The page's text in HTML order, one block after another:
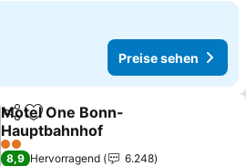
Preise sehen
TeilenZu Favoriten hinzufügen
Motel One Bonn-
Hauptbahnhof
2 Sterne
8,9 Hervorragend
6.248